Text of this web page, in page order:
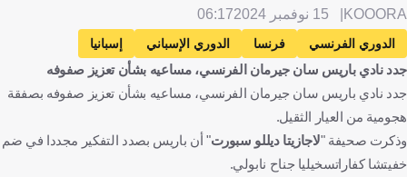
KOOORA 15 نوفمبر 2024 06:17
الدوري الفرنسي فرنسا الدوري الإسباني
إسبانيا
برشلونة
باريس سان جيرمان نابولي
إيطاليا
خفيتشا كفاراتسخيليا
جورجيا الإنتقالات كرة قدم
جدد نادي باريس سان جيرمان الفرنسي، مساعيه بشأن تعزيز صفوفه
جدد نادي باريس سان جيرمان الفرنسي، مساعيه بشأن تعزيز صفوفه بصفقة
هجومية من العيار الثقيل.
وذكرت صحيفة "لاجازيتا ديللو سبورت" أن باريس بصدد التفكير مجددا في ضم
خفيتشا كفاراتسخيليا جناح نابولي.